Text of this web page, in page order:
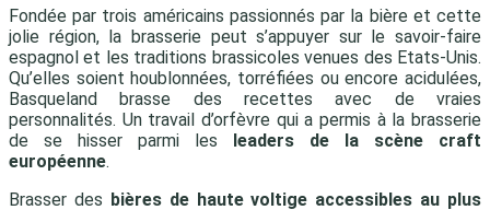
Fondée par trois américains passionnés par la bière et cette
jolie région, la brasserie peut s’appuyer sur le savoir-faire
espagnol et les traditions brassicoles venues des Etats-Unis.
Qu’elles soient houblonnées, torréfiées ou encore acidulées,
Basqueland brasse des recettes avec de vraies
personnalités. Un travail d’orfèvre qui a permis à la brasserie
de se hisser parmi les leaders de la scène craft
européenne.
Brasser des bières de haute voltige accessibles au plus